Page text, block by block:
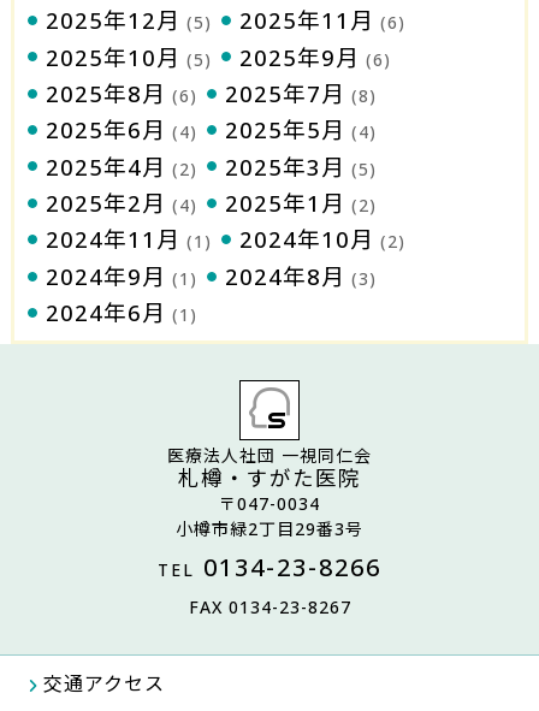
2025年12月 (5) 2025年11月 (6)
2025年10月 (5) 2025年9月 (6)
2025年8月 (6) 2025年7月 (8)
2025年6月 (4) 2025年5月 (4)
2025年4月 (2) 2025年3月 (5)
2025年2月 (4) 2025年1月 (2)
2024年11月 (1) 2024年10月 (2)
2024年9月 (1) 2024年8月 (3)
2024年6月 (1)
医療法人社団 一視同仁会
札樽・すがた医院
〒047-0034
小樽市緑2丁目29番3号
TEL 0134-23-8266
FAX 0134-23-8267
交通アクセス